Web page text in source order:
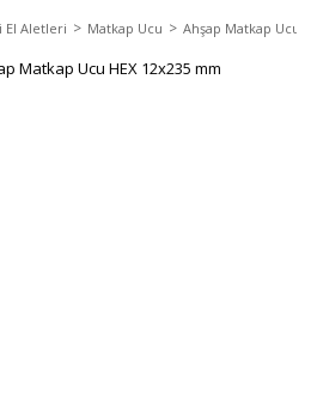
El Aletleri Matkap Ucu Ahşap Matkap Ucu